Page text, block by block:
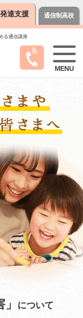
る通信講座
発達支援 通信制高校
MENU
について